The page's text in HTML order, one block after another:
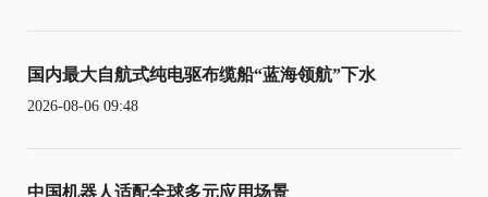
国内最大自航式纯电驱布缆船“蓝海领航”下水
2026-08-06 09:48
中国机器人适配全球多元应用场景